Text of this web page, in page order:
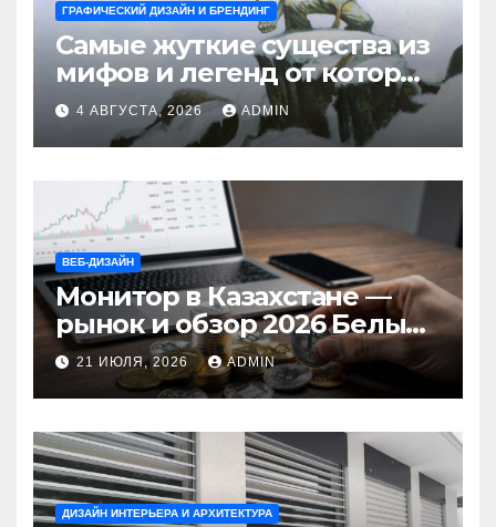
ГРАФИЧЕСКИЙ ДИЗАЙН И БРЕНДИНГ
Самые жуткие существа из
мифов и легенд от которых
стынет кровь
4 АВГУСТА, 2026 ADMIN
ВЕБ-ДИЗАЙН
Монитор в Казахстане —
рынок и обзор 2026 Белый
Ветер Shop.kz
21 ИЮЛЯ, 2026 ADMIN
ДИЗАЙН ИНТЕРЬЕРА И АРХИТЕКТУРА